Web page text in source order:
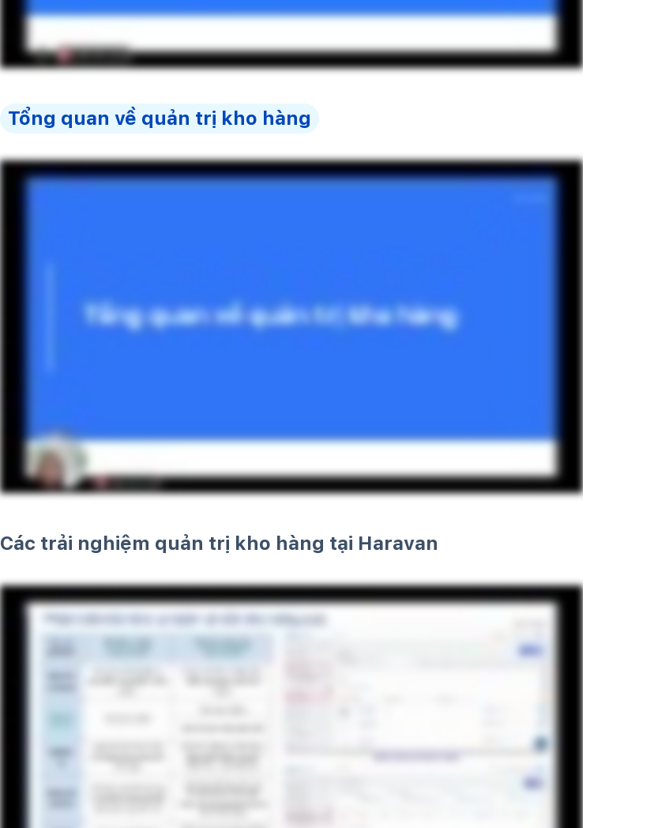
Tổng quan về quản trị kho hàng
Các trải nghiệm quản trị kho hàng tại Haravan